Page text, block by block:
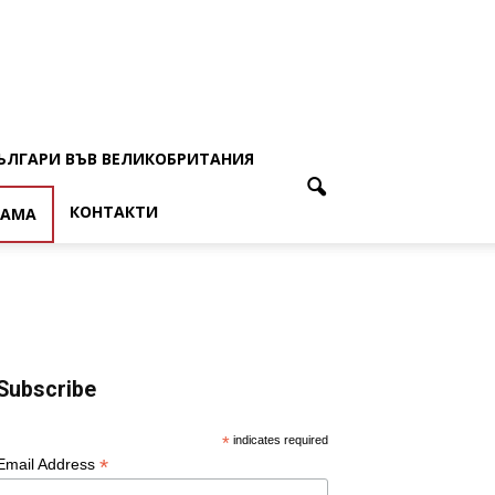
ВЪВ ВЕЛИКОБРИТАНИЯ
КОНТАКТИ
* indicates required
Address *